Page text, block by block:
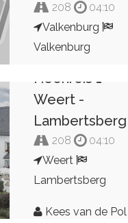
208
04:10
Valkenburg
Valkenburg
Bert Peters
Heenreis 1
Weert -
Lambertsberg
208
04:10
Weert
Lambertsberg
Kees van de Pol